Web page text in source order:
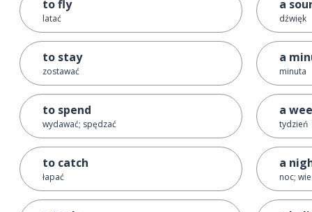
to fly
latać
to stay
zostawać
to spend
wydawać; spędzać
to catch
łapać
a
dźwięk
a
minuta
a
tydzień
a
noc;